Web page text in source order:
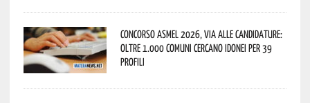
Concorso Asmel 2026, via alle candidature:
oltre 1.000 Comuni cercano idonei per 39
profili